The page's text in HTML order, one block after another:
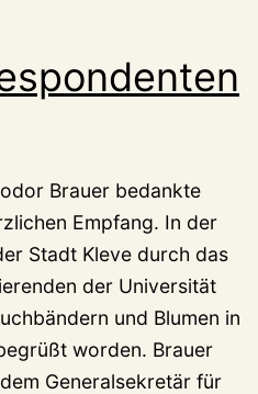
Brauer bedankte
Empfang. In der
Stadt Kleve durch das
der Universität
und Blumen in
worden. Brauer
Generalsekretär für